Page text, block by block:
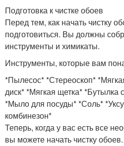
Подготовка к чистке обоев
Перед тем, как начать чистку
подготовиться. Вы должны
инструменты и химикаты.
Инструменты, которые вам
*Пылесос* *Стереоскоп*
диск* *Мягкая щетка* *Бутылка
*Мыло для посуды* *Соль*
комбинезон*
Теперь, когда у вас есть все
вы можете начать чистку обоев.